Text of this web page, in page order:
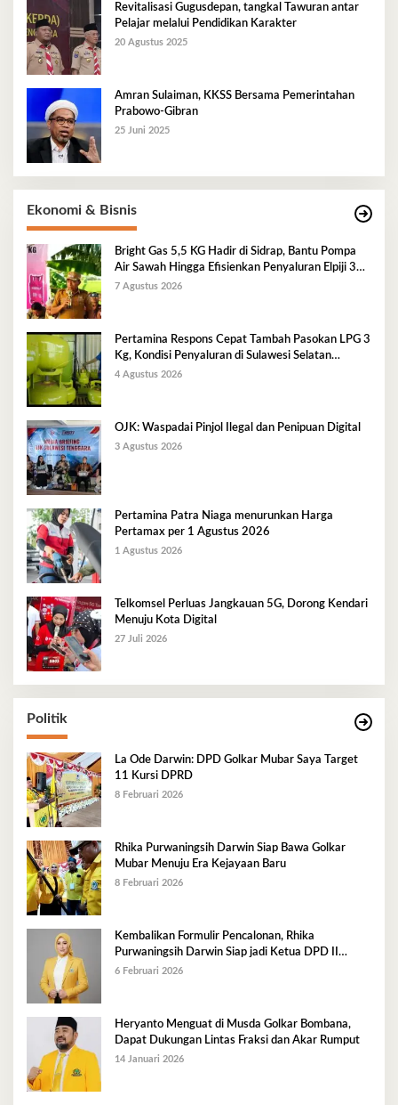
Revitalisasi Gugusdepan, tangkal Tawuran antar
Pelajar melalui Pendidikan Karakter
20 Agustus 2025
Amran Sulaiman, KKSS Bersama Pemerintahan
Prabowo-Gibran
25 Juni 2025
Ekonomi & Bisnis
Bright Gas 5,5 KG Hadir di Sidrap, Bantu Pompa
Air Sawah Hingga Efisienkan Penyaluran Elpiji 3
Kg
7 Agustus 2026
Pertamina Respons Cepat Tambah Pasokan LPG 3
Kg, Kondisi Penyaluran di Sulawesi Selatan
Berlangsung Kondusif
4 Agustus 2026
OJK: Waspadai Pinjol Ilegal dan Penipuan Digital
3 Agustus 2026
Pertamina Patra Niaga menurunkan Harga
Pertamax per 1 Agustus 2026
1 Agustus 2026
Telkomsel Perluas Jangkauan 5G, Dorong Kendari
Menuju Kota Digital
27 Juli 2026
Politik
La Ode Darwin: DPD Golkar Mubar Saya Target
11 Kursi DPRD
8 Februari 2026
Rhika Purwaningsih Darwin Siap Bawa Golkar
Mubar Menuju Era Kejayaan Baru
8 Februari 2026
Kembalikan Formulir Pencalonan, Rhika
Purwaningsih Darwin Siap jadi Ketua DPD II
Golkar Mubar
6 Februari 2026
Heryanto Menguat di Musda Golkar Bombana,
Dapat Dukungan Lintas Fraksi dan Akar Rumput
14 Januari 2026